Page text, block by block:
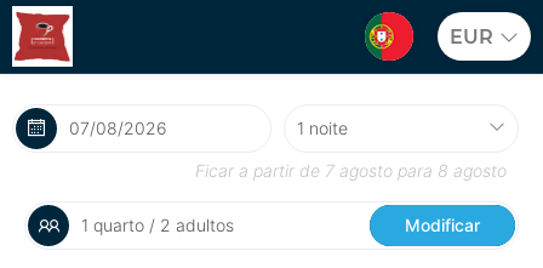
EUR
Ficar a partir de 7 agosto para 8 agosto
1 quarto / 2 adultos Modificar